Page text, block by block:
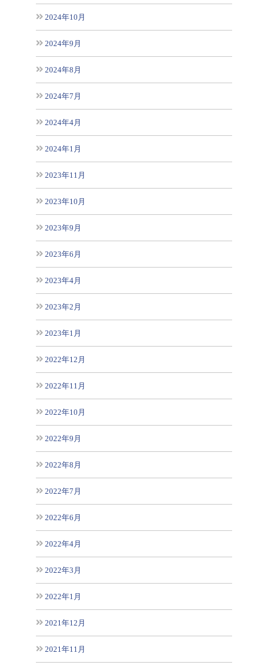
2024年10月
2024年9月
2024年8月
2024年7月
2024年4月
2024年1月
2023年11月
2023年10月
2023年9月
2023年6月
2023年4月
2023年2月
2023年1月
2022年12月
2022年11月
2022年10月
2022年9月
2022年8月
2022年7月
2022年6月
2022年4月
2022年3月
2022年1月
2021年12月
2021年11月